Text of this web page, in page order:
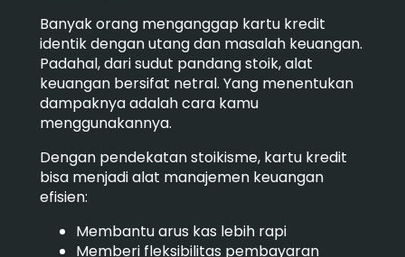
Banyak orang menganggap kartu kredit
identik dengan utang dan masalah keuangan.
Padahal, dari sudut pandang stoik, alat
keuangan bersifat netral. Yang menentukan
dampaknya adalah cara kamu
menggunakannya.
Dengan pendekatan stoikisme, kartu kredit
bisa menjadi alat manajemen keuangan
efisien:
Membantu arus kas lebih rapi
Memberi fleksibilitas pembayaran